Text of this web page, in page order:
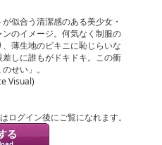
似合う清潔感のある美少女・
ンのイメージ。何気なく制服の
薄生地のビキニに恥じらいな
しに誰もがドキドキ。この衝
せい」。
Visual)
ログイン後にご覧になれます。